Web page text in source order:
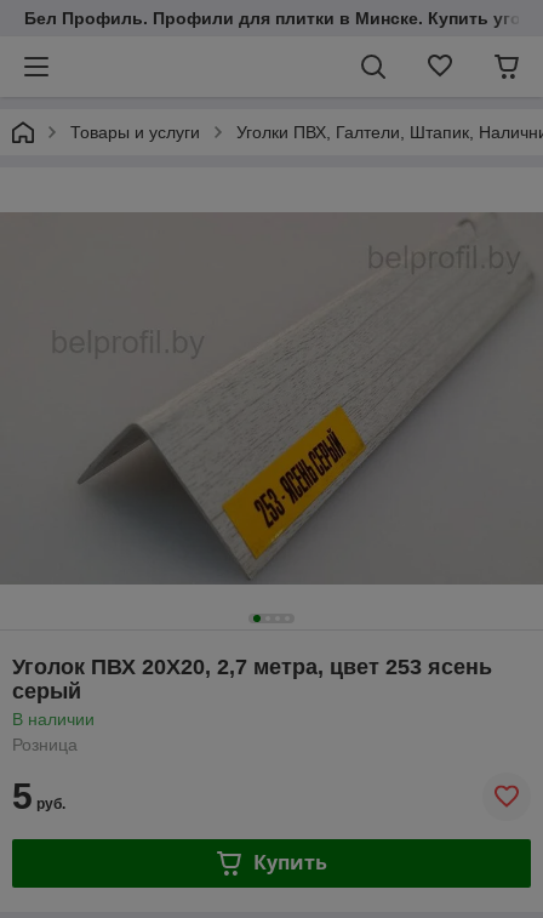
Бел Профиль. Профили для плитки в Минске. Купить
Товары и услуги Уголки ПВХ, Галтели, Штапик,
Уголок ПВХ 20Х20, 2,7 метра, цвет 253 ясень
серый
В наличии
Розница
5 руб.
Купить